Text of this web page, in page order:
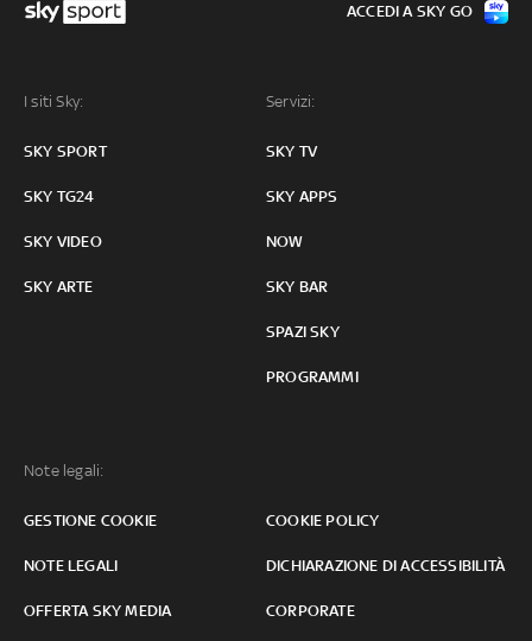
I siti Sky:
SKY SPORT
SKY TG24
SKY VIDEO
SKY ARTE
Servizi:
SKY TV
SKY APPS
NOW
SKY BAR
SPAZI SKY
PROGRAMMI
Note legali:
GESTIONE COOKIE COOKIE POLICY
NOTE LEGALI DICHIARAZIONE DI ACCESSIBILITÀ
OFFERTA SKY MEDIA CORPORATE
ACCEDI A SKY GO